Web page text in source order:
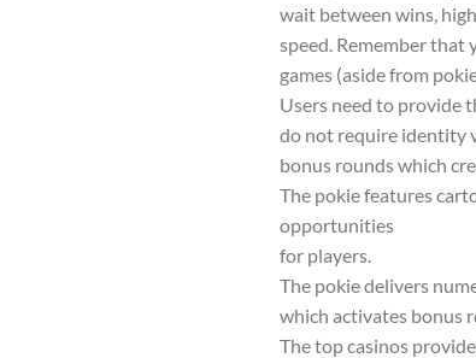
wait between wins,
speed. Remember that
games (aside from
Users need to provide
do not require identity
bonus rounds which
The pokie features
opportunities
for players.
The pokie delivers
which activates bonus
The top casinos